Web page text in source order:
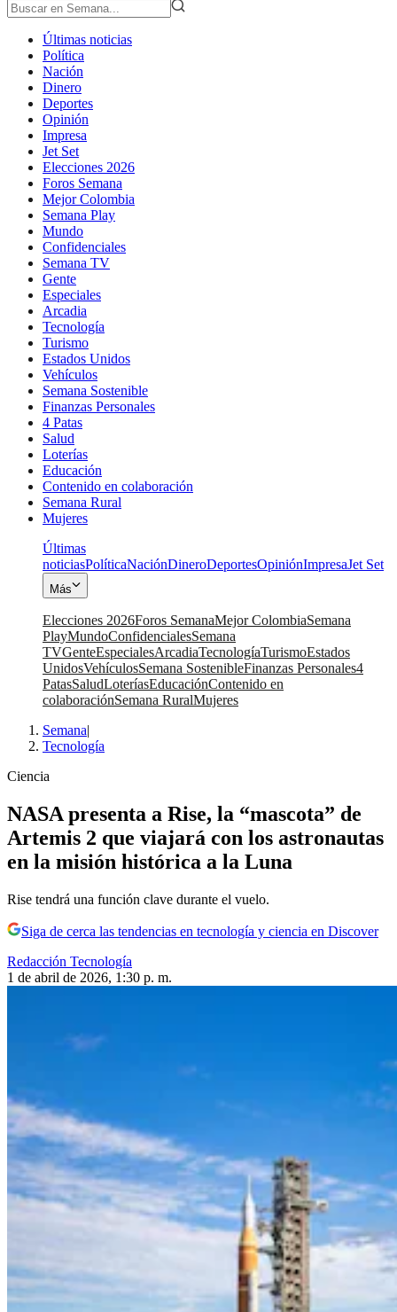
Últimas noticias
Política
Nación
Dinero
Deportes
Opinión
Impresa
Jet Set
Elecciones 2026
Foros Semana
Mejor Colombia
Semana Play
Mundo
Confidenciales
Semana TV
Gente
Especiales
Arcadia
Tecnología
Turismo
Estados Unidos
Vehículos
Semana Sostenible
Finanzas Personales
4 Patas
Salud
Loterías
Educación
Contenido en colaboración
Semana Rural
Mujeres
Últimas
noticiasPolíticaNaciónDineroDeportesOpiniónImpresaJet Set
Más
Elecciones 2026Foros SemanaMejor ColombiaSemana
PlayMundoConfidencialesSemana
TVGenteEspecialesArcadiaTecnologíaTurismoEstados
UnidosVehículosSemana SostenibleFinanzas Personales4
PatasSaludLoteríasEducaciónContenido en
colaboraciónSemana RuralMujeres
Semana|
Tecnología
Ciencia
NASA presenta a Rise, la “mascota” de
Artemis 2 que viajará con los astronautas
en la misión histórica a la Luna
Rise tendrá una función clave durante el vuelo.
Siga de cerca las tendencias en tecnología y ciencia en Discover
Redacción Tecnología
1 de abril de 2026, 1:30 p. m.